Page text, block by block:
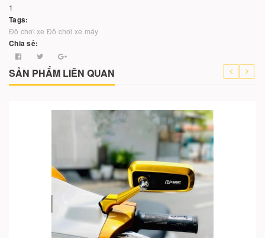
1
Tags:
Đồ chơi xe Đồ chơi xe máy
Chia sẻ:
SẢN PHẨM LIÊN QUAN
-21%
Cho vào giỏ hàng